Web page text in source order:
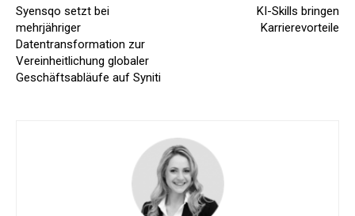
Syensqo setzt bei
mehrjähriger
Datentransformation zur
Vereinheitlichung globaler
Geschäftsabläufe auf Syniti
KI-Skills bringen
Karrierevorteile